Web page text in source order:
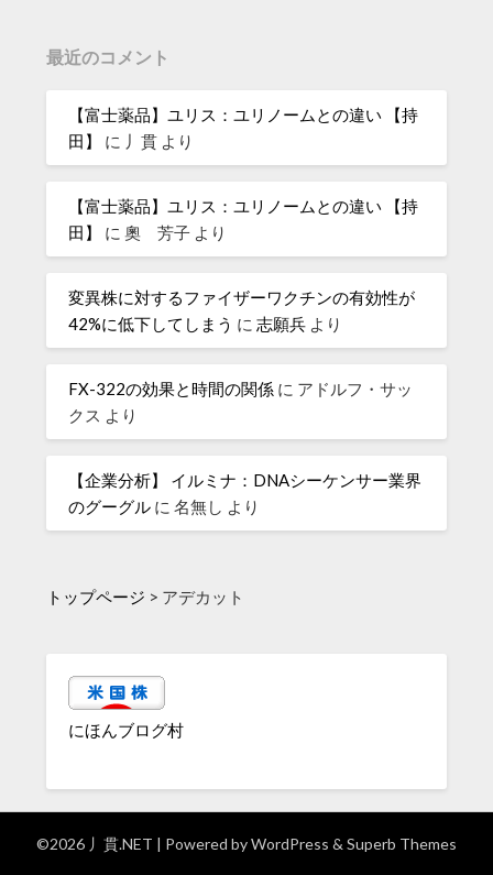
最近のコメント
【富士薬品】ユリス：ユリノームとの違い 【持
田】
に 丿貫 より
【富士薬品】ユリス：ユリノームとの違い 【持
田】
に奧 芳子 より
変異株に対するファイザーワクチンの有効性が
42%に低下してしまう に志願兵 より
FX-322の効果と時間の関係 に アドルフ・サッ
クス より
【企業分析】 イルミナ：DNAシーケンサー業界
のグーグル に名無し より
トップページ > アデカット
にほんブログ村
©2026 丿貫.NET | Powered byWordPress & Superb Themes